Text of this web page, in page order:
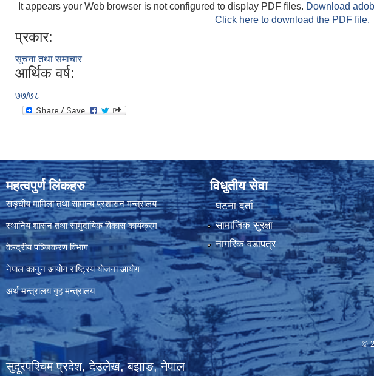
It appears your Web browser is not configured to display PDF files. Download
Click here to download the PDF file.
प्रकार:
सूचना तथा समाचार
आर्थिक वर्ष:
७७/७८
महत्वपुर्ण लिंकहरु
सङ्घीय मामिला तथा सामान्य प्रशासन मन्त्रालय
स्थानिय शासन तथा सामुदायिक विकास कार्यक्रम
केन्द्रीय पञ्जिकरण विभाग
नेपाल कानुन आयोग राष्ट्रिय योजना आयोग
अर्थ मन्त्रालय गृह मन्त्रालय
विधुतीय सेवा
घटना दर्ता
सामाजिक सुरक्षा
नागरिक वडापत्र
©
सुदूरपश्चिम प्रदेश, देउलेख, बझाङ, नेपाल